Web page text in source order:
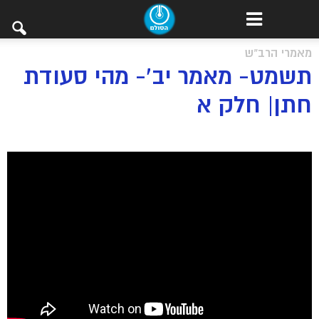
מאמרי הרב"ש
תשמט- מאמר יב’- מהי סעודת
חתן| חלק א